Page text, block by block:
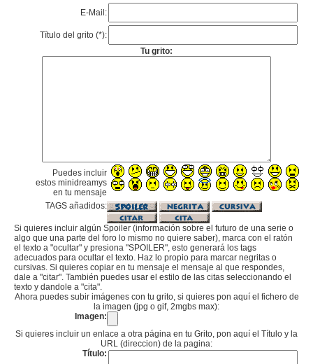
E-Mail:
Título del grito (*):
Tu grito:
Puedes incluir
estos minidreamys
en tu mensaje
TAGS añadidos:
Si quieres incluir algún Spoiler (información sobre el futuro de una serie o
algo que una parte del foro lo mismo no quiere saber), marca con el ratón
el texto a "ocultar" y presiona "SPOILER", esto generará los tags
adecuados para ocultar el texto. Haz lo propio para marcar negritas o
cursivas. Si quieres copiar en tu mensaje el mensaje al que respondes,
dale a "citar". También puedes usar el estilo de las citas seleccionando el
texto y dandole a "cita".
Ahora puedes subir imágenes con tu grito, si quieres pon aquí el fichero de
la imagen (jpg o gif, 2mgbs max):
Imagen:
Si quieres incluir un enlace a otra página en tu Grito, pon aquí el Título y la
URL (direccion) de la pagina:
Título: